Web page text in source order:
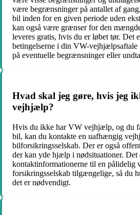
være begrænsninger på antallet af
bil inden for en given periode uden
kan også være grænser for den
leveres gratis, hvis du er løbet tør. Det
betingelserne i din VW-
på eventuelle begrænsninger eller
Hvad skal jeg gøre, hvis jeg
vejhjælp?
Hvis du ikke har VW vejhjælp, og du
bil, kan du kontakte en uafhængig
bilforsikringsselskab. Der er også
der kan yde hjælp i nødsituationer. Det
kontaktinformationerne til en pålidelig
forsikringsselskab tilgængelige, så du
det er nødvendigt.